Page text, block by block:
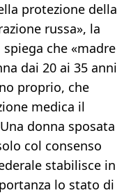
protezione della
russa», la
che «madre
dai 20 ai 35 anni
proprio, che
medica il
donna sposata
col consenso
stabilisce in
lo stato di